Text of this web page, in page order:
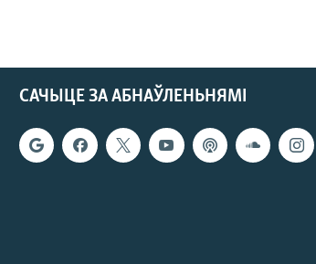
САЧЫЦЕ ЗА АБНАЎЛЕНЬНЯМІ